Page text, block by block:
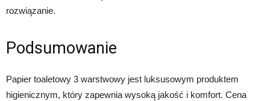
rozwiązanie.
Podsumowanie
Papier toaletowy 3 warstwowy jest luksusowym produktem
higienicznym, który zapewnia wysoką jakość i komfort. Cena